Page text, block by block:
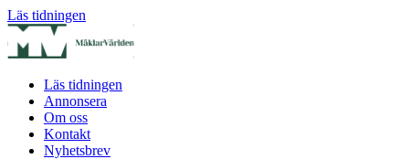
Läs tidningen
Läs tidningen
Annonsera
Om oss
Kontakt
Nyhetsbrev